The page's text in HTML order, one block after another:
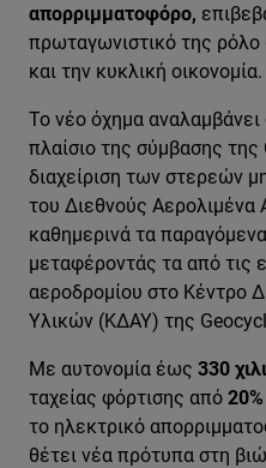
απορριμματοφόρο,
πρωταγωνιστικό της ρόλο
και την κυκλική οικονομία.
Το νέο όχημα
πλαίσιο της σύμβασης
διαχείριση των στερεών
του Διεθνούς
καθημερινά τα
μεταφέροντάς τα από τις
αεροδρομίου στο Κέντρο
Υλικών (ΚΔΑΥ) της
Με αυτονομία έως 330
ταχείας φόρτισης από
το ηλεκτρικό
θέτει νέα πρότυπα στη